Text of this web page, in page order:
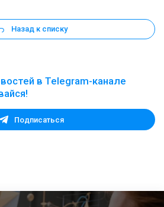
Назад к списку
в Telegram-канале
Подписаться